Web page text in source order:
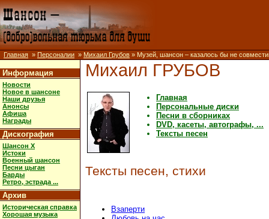
Главная » Персоналии » Михаил Грубов » Музей, шансон – казалось бы не
Информация
Новости
Новое в шансоне
Наши друзья
Анонсы
Афиша
Награды
Дискография
Шансон X
Истоки
Военный шансон
Песни цыган
Барды
Ретро, эстрада ...
Архив
Историческая справка
Хорошая музыка
Михаил ГРУБОВ
Главная
Персональные диски
Песни в сборниках
DVD, касеты, автографы, ...
Тексты песен
Тексты песен, стихи
Взаперти